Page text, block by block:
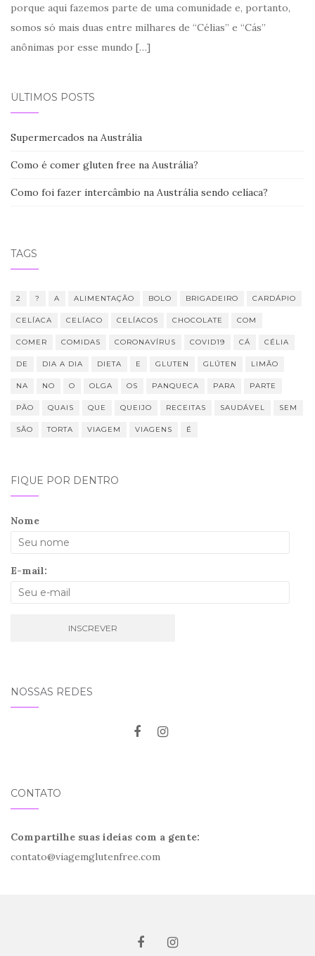
porque aqui fazemos parte de uma comunidade e, portanto,
somos só mais duas entre milhares de “Célias” e “Cás”
anônimas por esse mundo […]
ÚLTIMOS POSTS
Supermercados na Austrália
Como é comer gluten free na Austrália?
Como foi fazer intercâmbio na Austrália sendo celíaca?
TAGS
2 ? A ALIMENTAÇÃO BOLO BRIGADEIRO CARDÁPIO
CELÍACA CELÍACO CELÍACOS CHOCOLATE COM
COMER COMIDAS CORONAVÍRUS COVID19 CÁ CÉLIA
DE DIA A DIA DIETA E GLUTEN GLÚTEN LIMÃO
NA NO O OLGA OS PANQUECA PARA PARTE
PÃO QUAIS QUE QUEIJO RECEITAS SAUDÁVEL SEM
SÃO TORTA VIAGEM VIAGENS É
FIQUE POR DENTRO
Nome
E-mail:
NOSSAS REDES
CONTATO
Compartilhe suas ideias com a gente:
contato@viagemglutenfree.com